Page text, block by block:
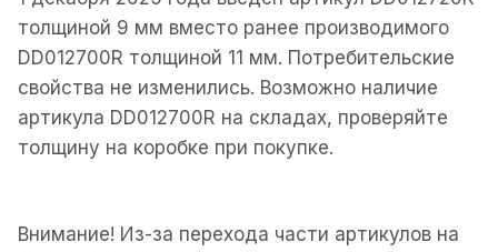
толщиной 9 мм вместо ранее производимого
DD012700R толщиной 11 мм. Потребительские
свойства не изменились. Возможно наличие
артикула DD012700R на складах, проверяйте
толщину на коробке при покупке.
Внимание! Из-за перехода части артикулов на